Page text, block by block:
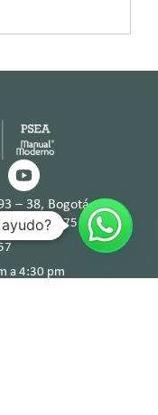
– 38, Bogotá
+57 321 475 8010
a 4:30 pm